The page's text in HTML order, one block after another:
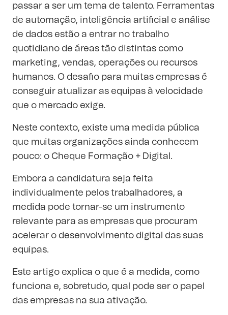
passar a ser um tema de talento. Ferramentas
de automação, inteligência artificial e análise
de dados estão a entrar no trabalho
quotidiano de áreas tão distintas como
marketing, vendas, operações ou recursos
humanos. O desafio para muitas empresas é
conseguir atualizar as equipas à velocidade
que o mercado exige.
Neste contexto, existe uma medida pública
que muitas organizações ainda conhecem
pouco: o Cheque Formação + Digital .
Embora a candidatura seja feita
individualmente pelos trabalhadores, a
medida pode tornar-se um instrumento
relevante para as empresas que procuram
acelerar o desenvolvimento digital das suas
equipas.
Este artigo explica o que é a medida, como
funciona e, sobretudo, qual pode ser o papel
das empresas na sua ativação.